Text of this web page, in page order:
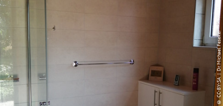
© CC-BY-SA | Dr. Michael Feseker